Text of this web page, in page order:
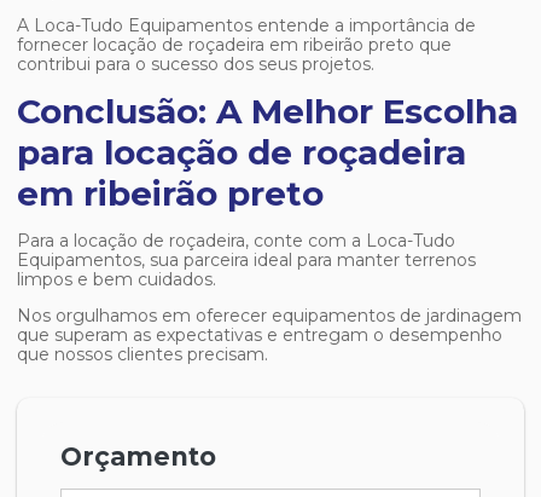
A Loca-Tudo Equipamentos entende a importância de
fornecer locação de roçadeira em ribeirão preto que
contribui para o sucesso dos seus projetos.
Conclusão: A Melhor Escolha
para locação de roçadeira
em ribeirão preto
Para a locação de roçadeira, conte com a Loca-Tudo
Equipamentos, sua parceira ideal para manter terrenos
limpos e bem cuidados.
Nos orgulhamos em oferecer equipamentos de jardinagem
que superam as expectativas e entregam o desempenho
que nossos clientes precisam.
Orçamento